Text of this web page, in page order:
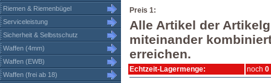
Riemen & Riemenbügel
Serviceleistung
Sicherheit & Selbstschutz
Waffen (4mm)
Waffen (EWB)
Waffen (frei ab 18)
Preis 1:
Alle Artikel der
miteinander
erreichen.
Echtzeit-Lagermenge: noch 0